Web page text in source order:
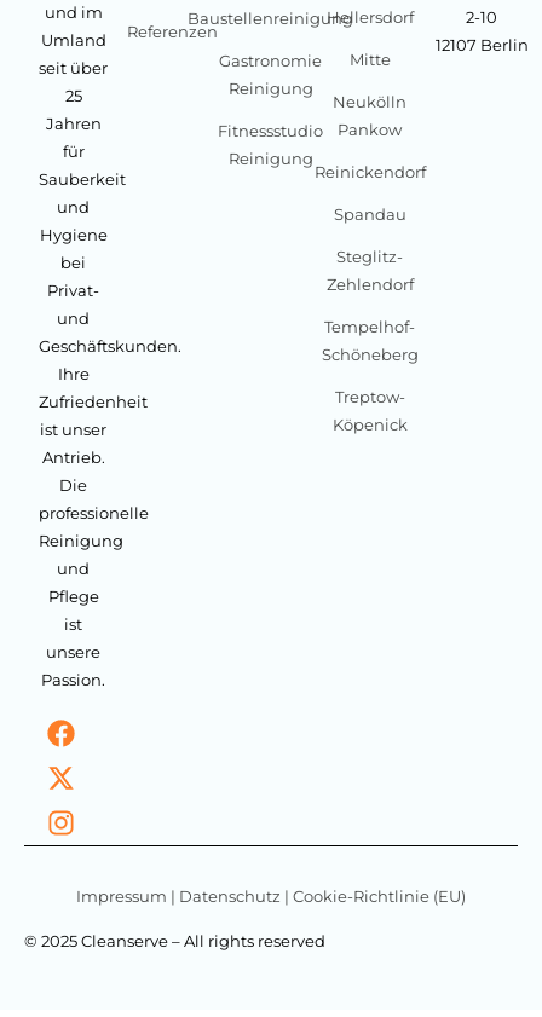
und im
Umland
seit über
25
Jahren
für
Sauberkeit
und
Hygiene
bei
Privat-
und
Geschäftskunden.
Ihre
Zufriedenheit
ist unser
Antrieb.
Die
professionelle
Reinigung
und
Pflege
ist
unsere
Passion.
Referenzen
Baustellenreinigung
Gastronomie
Reinigung
Fitnessstudio
Reinigung
Hellersdorf
Mitte
Neukölln
Pankow
Reinickendorf
Spandau
Steglitz-
Zehlendorf
Tempelhof-
Schöneberg
Treptow-
Köpenick
2-10
12107 Berlin
Impressum | Datenschutz | Cookie-Richtlinie (EU)
© 2025 Cleanserve – All rights reserved